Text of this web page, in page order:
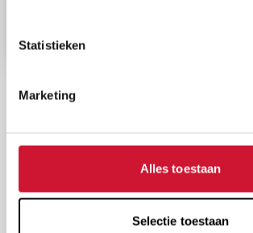
Statistieken
Marketing
Alles toestaan
Selectie toestaan
HARTEKINDEREN & OUDERS
Hartekind Boek